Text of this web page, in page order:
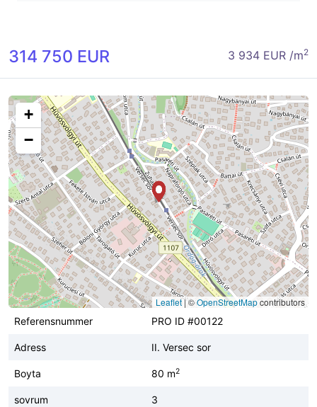
314 750 EUR 3 934 EUR /m2
+
−
Leaflet |©OpenStreetMapcontributors
Referensnummer
PRO ID #00122
Adress II. Versec sor
Boyta 80 m2
sovrum 3